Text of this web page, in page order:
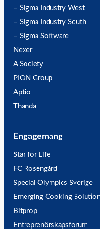
– Sigma Industry West
– Sigma Industry South
– Sigma Software
Nexer
A Society
PION Group
Aptio
Thanda
Engagemang
Star for Life
FC Rosengård
Special Olympics Sverige
Emerging Cooking
Bitprop
Entreprenörskapsforum